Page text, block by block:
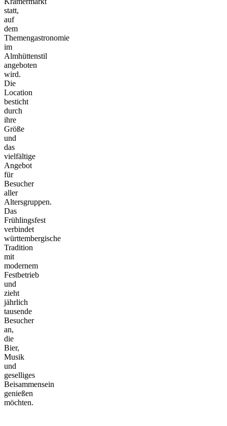
statt,
auf
dem
Themengastronomie
im
Almhüttenstil
angeboten
wird.
Die
Location
besticht
durch
ihre
Größe
und
das
vielfältige
Angebot
für
Besucher
aller
Altersgruppen.
Das
Frühlingsfest
verbindet
württembergische
Tradition
mit
modernem
Festbetrieb
und
zieht
jährlich
tausende
Besucher
an,
die
Bier,
Musik
und
geselliges
Beisammensein
genießen
möchten.